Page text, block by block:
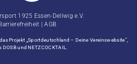
1925 Essen-Dellwig e.V.
|AGB
Projekt „Sportdeutschland – Deine Vereinswebsite”,
und NETZCOCKTAIL.